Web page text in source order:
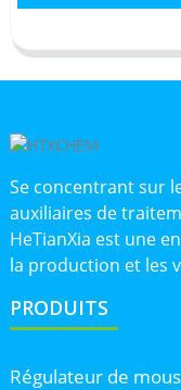
Se concentrant sur
auxiliaires de
HeTianXia est une
la production et les
PRODUITS
Régulateur de